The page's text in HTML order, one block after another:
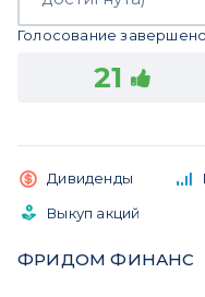
Голосование завершено.
21
Дивиденды
Выкуп акций
ФРИДОМ ФИНАНС